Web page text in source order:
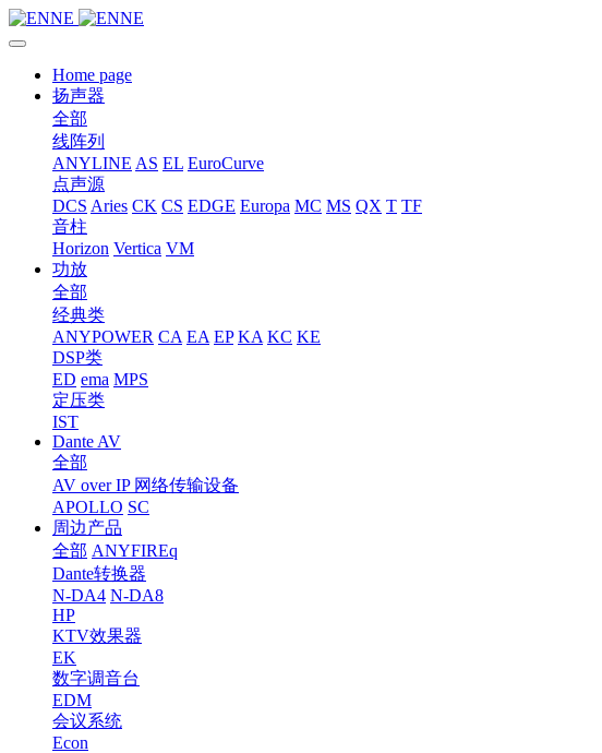
Home page
扬声器
全部
线阵列
ANYLINE AS EL EuroCurve
点声源
DCS Aries CK CS EDGE Europa MC MS QX T TF
音柱
Horizon Vertica VM
功放
全部
经典类
ANYPOWER CA EA EP KA KC KE
DSP类
ED ema MPS
定压类
IST
Dante AV
全部
AV over IP 网络传输设备
APOLLO SC
周边产品
全部 ANYFIREq
Dante转换器
N-DA4 N-DA8
HP
KTV效果器
EK
数字调音台
EDM
会议系统
Econ